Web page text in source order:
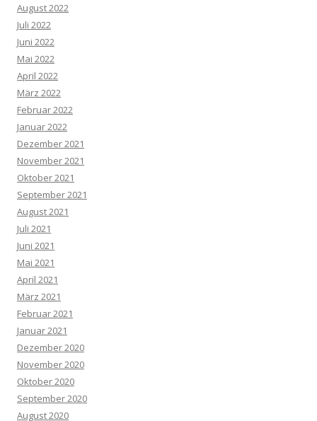
August 2022
Juli 2022
Juni 2022
Mai 2022
April 2022
März 2022
Februar 2022
Januar 2022
Dezember 2021
November 2021
Oktober 2021
September 2021
August 2021
Juli 2021
Juni 2021
Mai 2021
April 2021
März 2021
Februar 2021
Januar 2021
Dezember 2020
November 2020
Oktober 2020
September 2020
August 2020